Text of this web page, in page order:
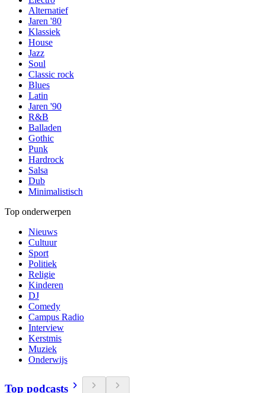
Alternatief
Jaren '80
Klassiek
House
Jazz
Soul
Classic rock
Blues
Latin
Jaren '90
R&B
Balladen
Gothic
Punk
Hardrock
Salsa
Dub
Minimalistisch
Top onderwerpen
Nieuws
Cultuur
Sport
Politiek
Religie
Kinderen
DJ
Comedy
Campus Radio
Interview
Kerstmis
Muziek
Onderwijs
Top podcasts